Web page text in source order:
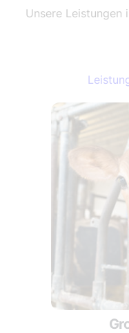
Unsere Leistungen